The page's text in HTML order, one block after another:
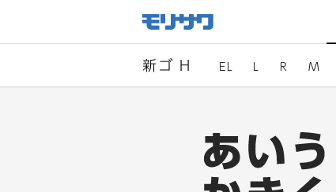
新ゴ H EL R M